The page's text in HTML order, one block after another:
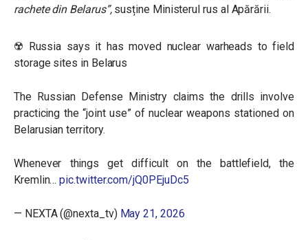
rachete din Belarus”, susține Ministerul rus al Apărării.
☢️ Russia says it has moved nuclear warheads to field
storage sites in Belarus
The Russian Defense Ministry claims the drills involve
practicing the “joint use” of nuclear weapons stationed on
Belarusian territory.
Whenever things get difficult on the battlefield, the
Kremlin…pic.twitter.com/jQ0PEjuDc5
— NEXTA (@nexta_tv) May 21, 2026